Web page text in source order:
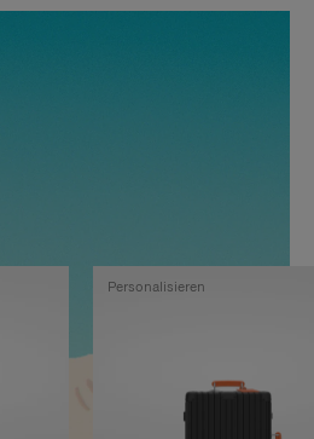
Personalisieren